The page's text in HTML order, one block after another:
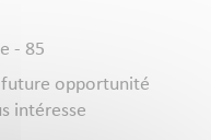
- 85
opportunité
intéresse